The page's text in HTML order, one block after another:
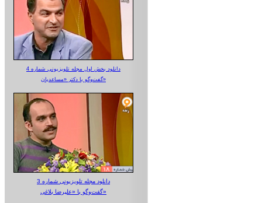
دانلود بخش اول مجله تلویزیونی شماره 4
گفت‌وگو با دکتر «مساعدیان»
دانلود مجله تلویزیونی شماره 3
گفت‌وگو با «علیرضا بلاغی»